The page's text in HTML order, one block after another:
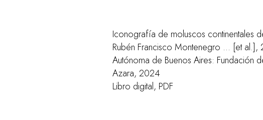
Iconografía de moluscos continentales
Rubén Francisco Montenegro … [et
Autónoma de Buenos Aires: Fundación
Azara, 2024
Libro digital, PDF